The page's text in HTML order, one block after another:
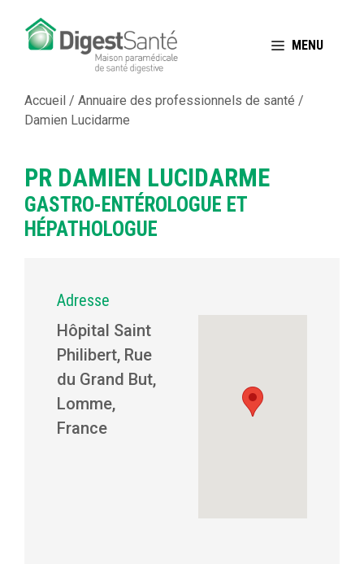
MENU
Accueil / Annuaire des professionnels de santé /
Damien Lucidarme
PR DAMIEN LUCIDARME
GASTRO-ENTÉROLOGUE ET
HÉPATHOLOGUE
Adresse
Hôpital Saint
Philibert, Rue
du Grand But,
Lomme,
France